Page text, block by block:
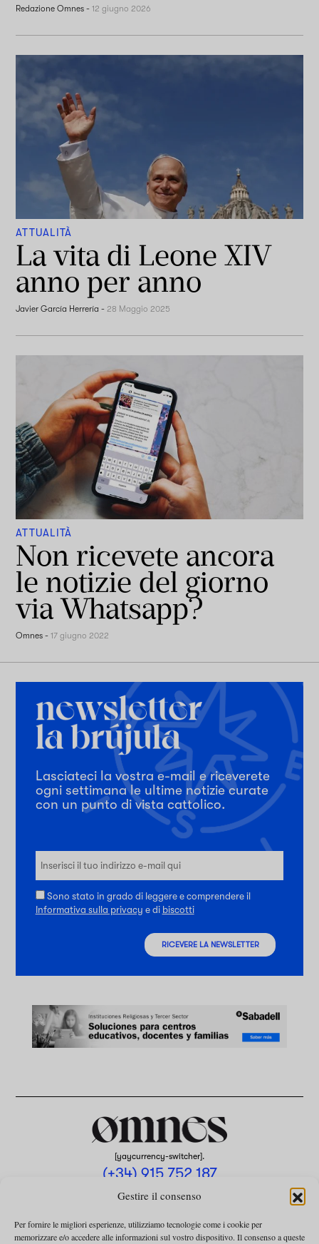
Gestire il consenso
Per fornire le migliori esperienze, utilizziamo tecnologie come i cookie per
memorizzare e/o accedere alle informazioni sul vostro dispositivo. Il consenso a queste
Redazione Omnes -12 giugno 2026
ATTUALITÀ
La vita di Leone XIV
anno per anno
Javier García Herrería -28 Maggio 2025
ATTUALITÀ
Non ricevete ancora
le notizie del giorno
via Whatsapp?
Omnes -17 giugno 2022
Lasciateci la vostra e-mail e riceverete
ogni settimana le ultime notizie curate
con un punto di vista cattolico.
Sono stato in grado di leggere e comprendere il
Informativa sulla privacy e di biscotti
RICEVERE LA NEWSLETTER
[yaycurrency-switcher].
(+34) 915 752 187
omnes@omnesmag.com